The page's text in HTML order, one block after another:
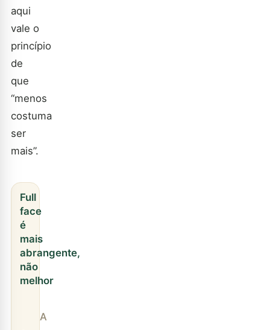
aqui
vale o
princípio
de
que
“menos
costuma
ser
mais”.
Full
face
é
mais
abrangente,
não
melhor
A